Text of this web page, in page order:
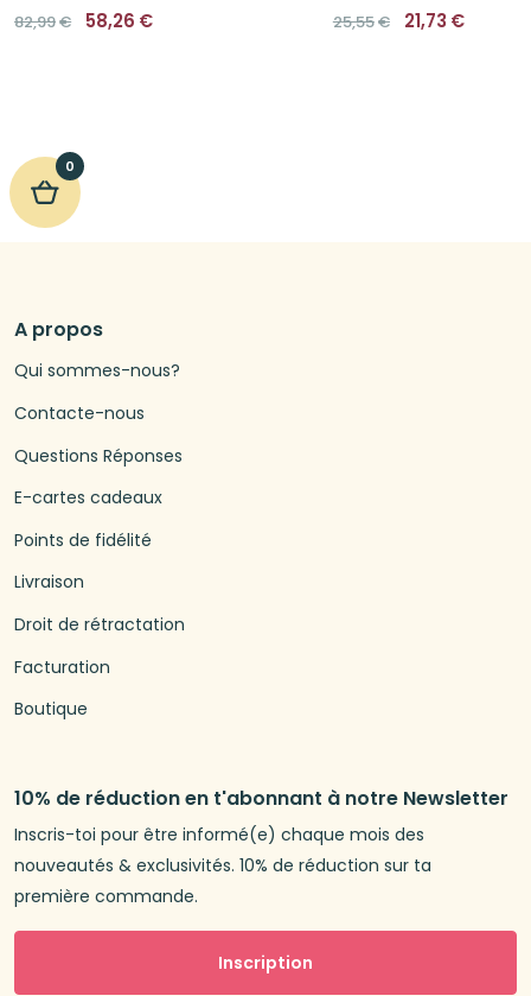
82,99€ Le
prix
58,26 € 25,55€ Le
prix
21,73 €
0
A propos
Qui sommes-nous?
Contacte-nous
Questions Réponses
E-cartes cadeaux
Points de fidélité
Livraison
Droit de rétractation
Facturation
Boutique
10% de réduction en t'abonnant à notre Newsletter
Inscris-toi pour être informé(e) chaque mois des
nouveautés & exclusivités. 10% de réduction sur ta
première commande.
Inscription